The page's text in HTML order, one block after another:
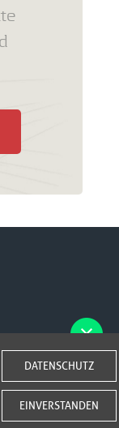
DATENSCHUTZ
EINVERSTANDEN